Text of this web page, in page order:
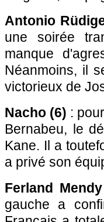
Antonio
une soirée
manque
Néanmoins, il
victorieux de
Nacho (6) :
Bernabeu, le
Kane. Il a
a privé son
Ferland
gauche a